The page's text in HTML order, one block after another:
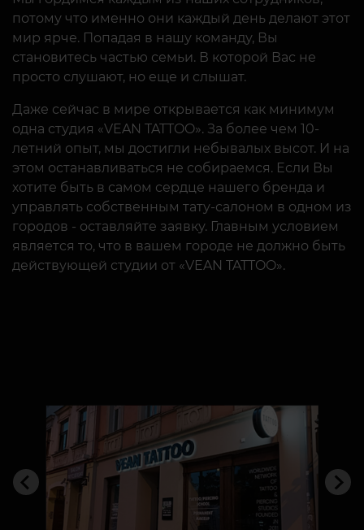
мир ярче. Попадая в нашу команду, Вы
становитесь частью семьи. В которой Вас не
просто слушают, но еще и слышат.
Даже сейчас в мире открывается как минимум
одна студия «VEAN TATTOO». За более чем 10-
летний опыт, мы достигли небывалых высот. И на
этом останавливаться не собираемся. Если Вы
хотите быть в самом сердце нашего бренда и
управлять собственным тату-салоном в одном из
городов - оставляйте заявку. Главным условием
является то, что в вашем городе не должно быть
действующей студии от «VEAN TATTOO».